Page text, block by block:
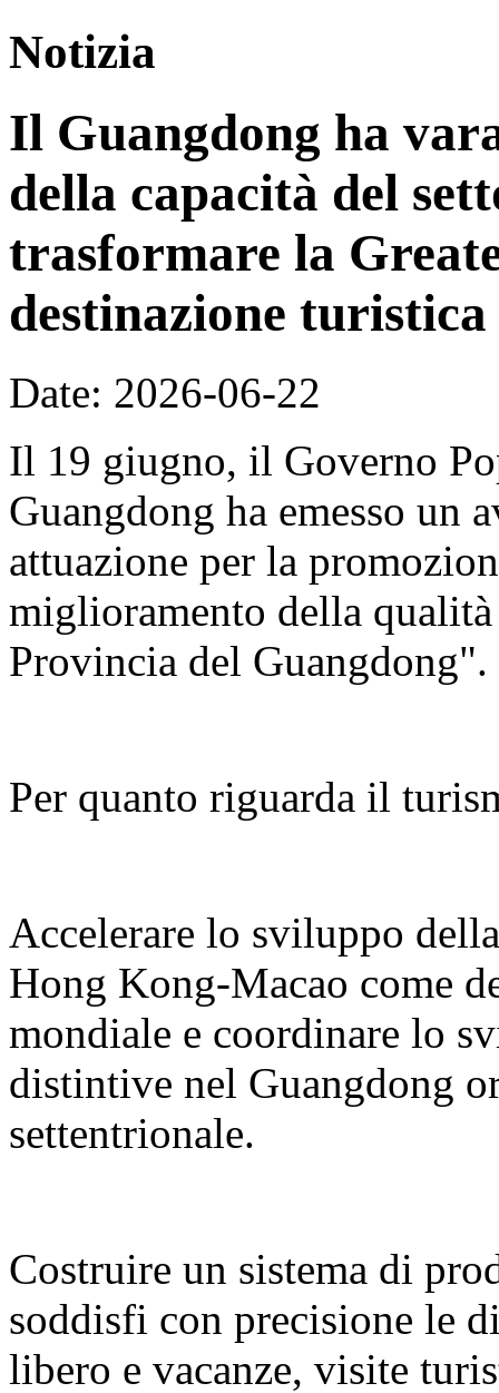
Notizia
Il Guangdong ha
della capacità del
trasformare la
destinazione
Date: 2026-06-22
Il 19 giugno, il Governo
Guangdong ha emesso un
attuazione per la
miglioramento della
Provincia del Guangdong".
Per quanto riguarda il
Accelerare lo sviluppo
Hong Kong-Macao come
mondiale e coordinare lo
distintive nel Guangdong
settentrionale.
Costruire un sistema di
soddisfi con precisione le
libero e vacanze, visite